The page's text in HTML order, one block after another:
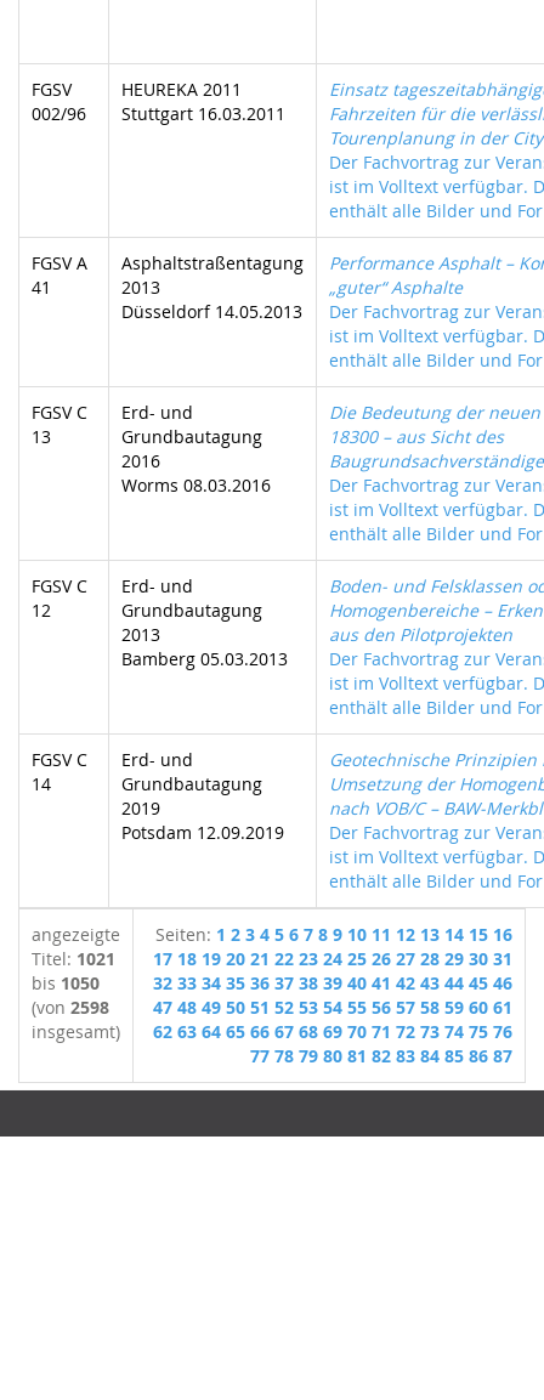
FGSV
002/96
HEUREKA 2011
Stuttgart 16.03.2011
Einsatz
Fahrzeiten für die
Tourenplanung in der
Der Fachvortrag zur
ist im Volltext verfügbar.
enthält alle Bilder und
FGSV A
41
Asphaltstraßentagung
2013
Düsseldorf 14.05.2013
Performance Asphalt –
„guter“ Asphalte
Der Fachvortrag zur
ist im Volltext verfügbar.
enthält alle Bilder und
FGSV C
13
Erd- und
Grundbautagung
2016
Worms 08.03.2016
Die Bedeutung der neuen
18300 – aus Sicht des
Der Fachvortrag zur
ist im Volltext verfügbar.
enthält alle Bilder und
FGSV C
12
Erd- und
Grundbautagung
2013
Bamberg 05.03.2013
Boden- und Felsklassen
Homogenbereiche –
aus den Pilotprojekten
Der Fachvortrag zur
ist im Volltext verfügbar.
enthält alle Bilder und
FGSV C
14
Erd- und
Grundbautagung
2019
Potsdam 12.09.2019
Geotechnische Prinzipien
Umsetzung der
nach VOB/C – BAW-
Der Fachvortrag zur
ist im Volltext verfügbar.
enthält alle Bilder und
angezeigte
Titel: 1021
bis 1050
(von 2598
insgesamt)
Seiten: 1 2 3 4 5 6 7 8 9 10 11 12 13 14 15 16
17 18 19 20 21 22 23 24 25 26 27 28 29 30 31
32 33 34 35 36 37 38 39 40 41 42 43 44 45 46
47 48 49 50 51 52 53 54 55 56 57 58 59 60 61
62 63 64 65 66 67 68 69 70 71 72 73 74 75 76
77 78 79 80 81 82 83 84 85 86 87